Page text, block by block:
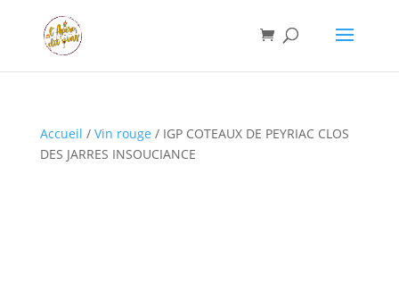
Accueil / Vin rouge / IGP COTEAUX DE PEYRIAC CLOS
DES JARRES INSOUCIANCE